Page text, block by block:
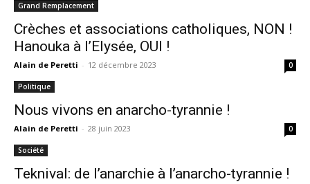
Grand Remplacement
Crèches et associations catholiques, NON !
Hanouka à l’Elysée, OUI !
Alain de Peretti - 12 décembre 2023 0
Politique
Nous vivons en anarcho-tyrannie !
Alain de Peretti - 28 juin 2023 0
Société
Teknival: de l’anarchie à l’anarcho-tyrannie !